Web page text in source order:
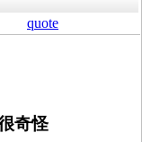
quote
奇怪